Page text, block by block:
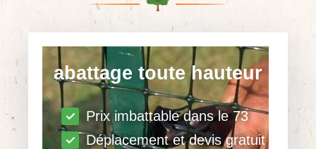
abattage toute hauteur
Prix imbattable dans le 73
Déplacement et devis gratuit